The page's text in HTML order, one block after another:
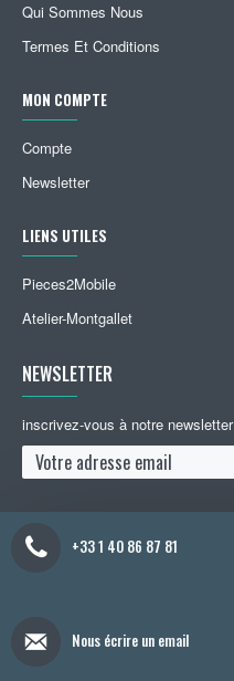
Qui Sommes Nous
Termes Et Conditions
MON COMPTE
Compte
Newsletter
LIENS UTILES
Pieces2Mobile
Atelier-Montgallet
NEWSLETTER
inscrivez-vous à notre newsletter
+33 1 40 86 87 81
Nous écrire un email